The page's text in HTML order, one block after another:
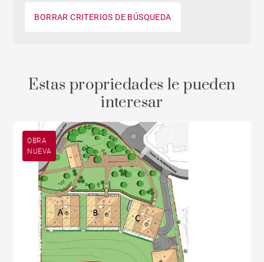
BORRAR CRITERIOS DE BÚSQUEDA
Estas propriedades le pueden
interesar
OBRA
NUEVA